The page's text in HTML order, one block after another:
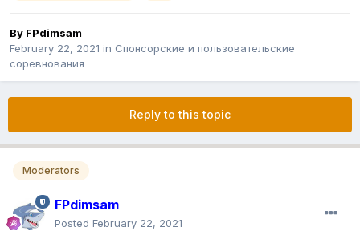
By FPdimsam
February 22, 2021 in Спонсорские и пользовательские
соревнования
Reply to this topic
Moderators
FPdimsam
Posted February 22, 2021